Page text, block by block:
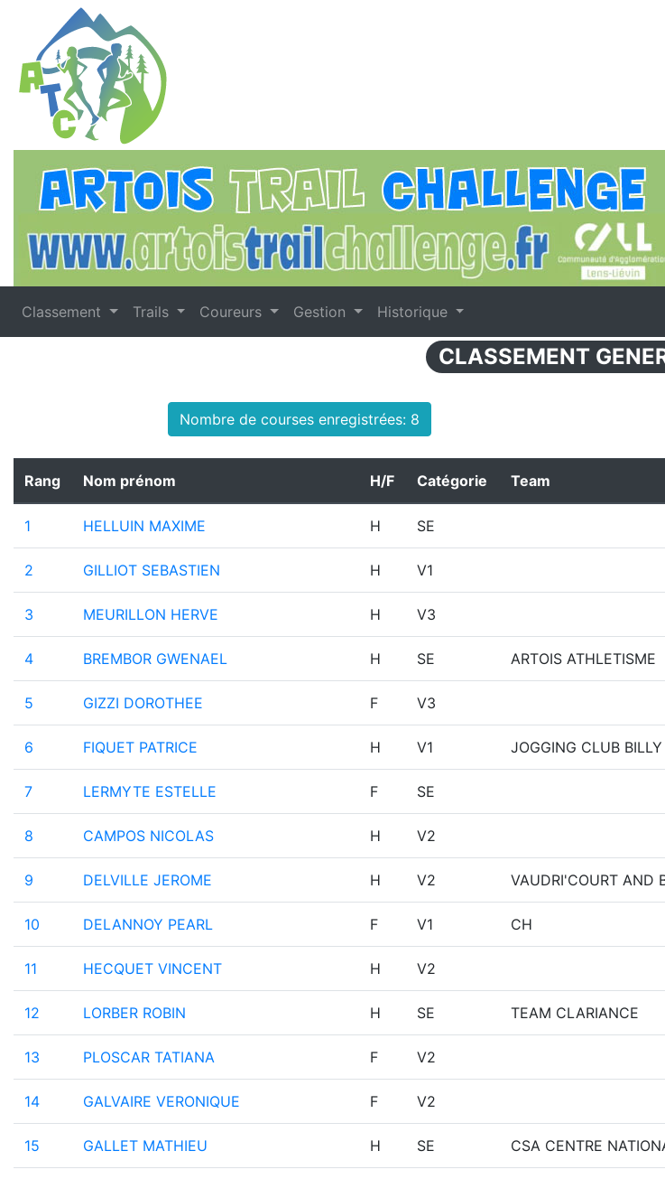
Classement Trails Coureurs Gestion Historique
CLASSEMENT
Nombre de courses enregistrées: 8
Rang Nom prénom H/F Catégorie Team
1 HELLUIN MAXIME H SE
2 GILLIOT SEBASTIEN H V1
3 MEURILLON HERVE H V3
4 BREMBOR GWENAEL H SE ARTOIS ATHLETISME
5 GIZZI DOROTHEE F V3
6 FIQUET PATRICE H V1 JOGGING CLUB
7 LERMYTE ESTELLE F SE
8 CAMPOS NICOLAS H V2
9 DELVILLE JEROME H V2 VAUDRI'COURT AND
10 DELANNOY PEARL F V1 CH
11 HECQUET VINCENT H V2
12 LORBER ROBIN H SE TEAM CLARIANCE
13 PLOSCAR TATIANA F V2
14 GALVAIRE VERONIQUE F V2
15 GALLET MATHIEU H SE CSA CENTRE